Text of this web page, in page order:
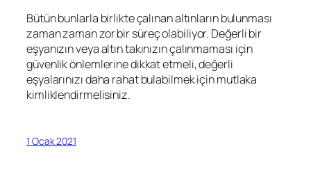
Bütün bunlarla birlikte çalınan altınların bulunması
zaman zaman zor bir süreç olabiliyor. Değerli bir
eşyanızın veya altın takınızın çalınmaması için
güvenlik önlemlerine dikkat etmeli, değerli
eşyalarınızı daha rahat bulabilmek için mutlaka
kimliklendirmelisiniz.
1 Ocak 2021